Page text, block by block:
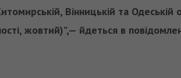
Вінницькій та Одеській
жовтий)”,— йдеться в